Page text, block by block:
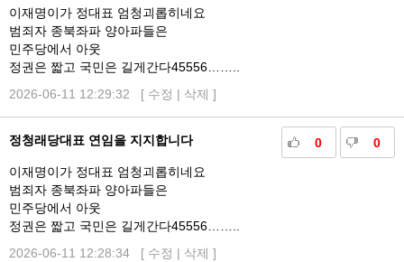
이재명이가 정대표 엄청괴롭히네요
범죄자 종북좌파 양아파들은
민주당에서 아웃
정권은 짧고 국민은 길게간다45556……..
2026-06-11 12:29:32 [ 수정 | 삭제 ]
0 0
정청래당대표 연임을 지지합니다
이재명이가 정대표 엄청괴롭히네요
범죄자 종북좌파 양아파들은
민주당에서 아웃
정권은 짧고 국민은 길게간다45556……..
2026-06-11 12:28:34 [ 수정 | 삭제 ]